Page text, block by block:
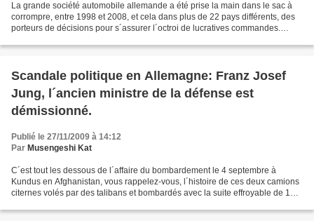
La grande société automobile allemande a été prise la main dans le sac à
corrompre, entre 1998 et 2008, et cela dans plus de 22 pays différents, des
porteurs de décisions pour s´assurer l´octroi de lucratives commandes.
Scandale politique en Allemagne: Franz Josef
Jung, l´ancien ministre de la défense est
démissionné.
Publié le 27/11/2009 à 14:12
Par Musengeshi Kat
C´est tout les dessous de l´affaire du bombardement le 4 septembre à
Kundus en Afghanistan, vous rappelez-vous, l´histoire de ces deux camions
citernes volés par des talibans et bombardés avec la suite effroyable de 142